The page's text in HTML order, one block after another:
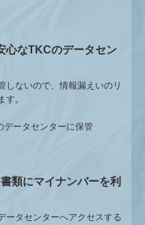
心なTKCのデータセン
しないので、情報漏えいのリ
。
類にマイナンバーを利
ータセンターへアクセスする